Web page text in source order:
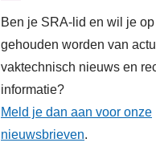
Ben je SRA-lid en wil je
gehouden worden van
vaktechnisch nieuws en
informatie?
Meld je dan aan voor onze
nieuwsbrieven.